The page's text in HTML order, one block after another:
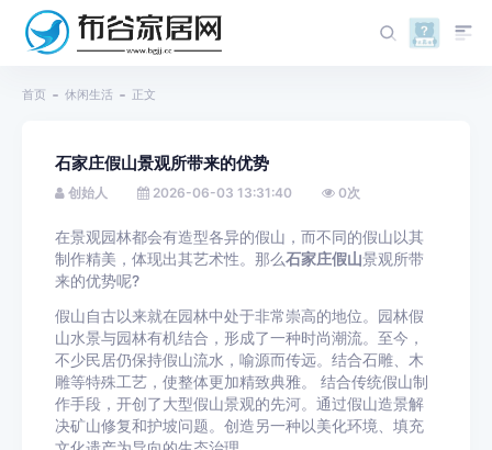
首页 休闲生活 正文
石家庄假山景观所带来的优势
创始人 2026-06-03 13:31:40 0次
在景观园林都会有造型各异的假山，而不同的假山以其
制作精美，体现出其艺术性。那么石家庄假山景观所带
来的优势呢?
假山自古以来就在园林中处于非常崇高的地位。园林假
山水景与园林有机结合，形成了一种时尚潮流。至今，
不少民居仍保持假山流水，喻源而传远。结合石雕、木
雕等特殊工艺，使整体更加精致典雅。 结合传统假山制
作手段，开创了大型假山景观的先河。通过假山造景解
决矿山修复和护坡问题。创造另一种以美化环境、填充